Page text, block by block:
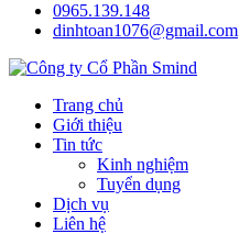
0965.139.148
dinhtoan1076@gmail.com
Trang chủ
Giới thiệu
Tin tức
Kinh nghiệm
Tuyển dụng
Dịch vụ
Liên hệ